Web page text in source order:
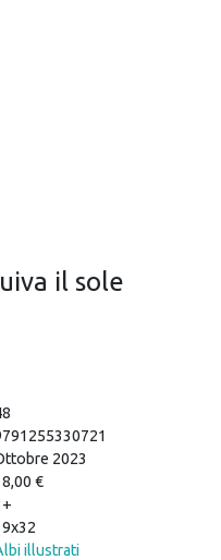
il sole
2023
€
illustrati